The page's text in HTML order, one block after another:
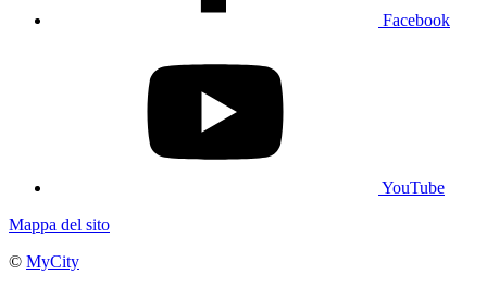
Facebook
YouTube
Mappa del sito
© MyCity